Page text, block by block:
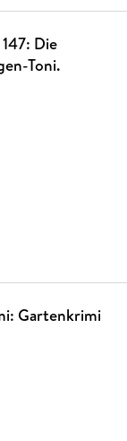
Die
Toni.
Gartenkrimi